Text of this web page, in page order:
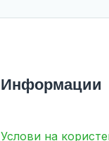
Информации
Услови на